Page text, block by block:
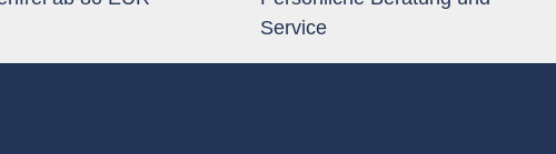
Service